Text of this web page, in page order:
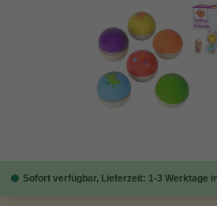
Sofort verfügbar, Lieferzeit: 1-3 Werktage